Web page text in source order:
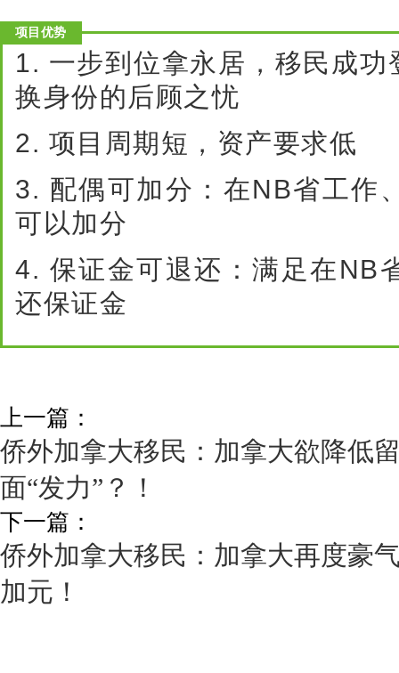
项目优势
1. 一步到位拿永居，移民成
换身份的后顾之忧
2. 项目周期短，资产要求低
3. 配偶可加分：在NB省工作
可以加分
4. 保证金可退还：满足在NB
还保证金
上一篇：
侨外加拿大移民：加拿大欲降低
面“发力”？！
下一篇：
侨外加拿大移民：加拿大再度豪
加元！